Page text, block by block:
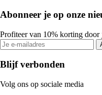
Abonneer je op onze
Profiteer van 10% korting door
Blijf verbonden
Volg ons op sociale media